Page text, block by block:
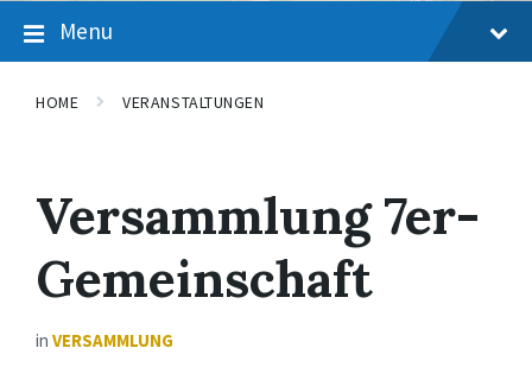
Menu
HOME VERANSTALTUNGEN
Versammlung 7er-
Gemeinschaft
in VERSAMMLUNG